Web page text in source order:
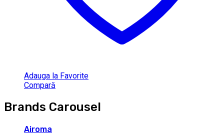
Adauga la Favorite
Compară
Brands Carousel
Airoma